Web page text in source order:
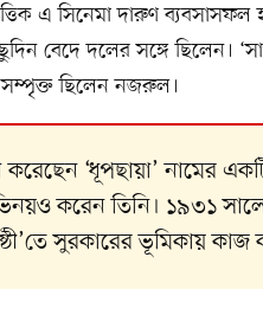
এ সিনেমা দারুণ ব্যবসাসফল
বেদে দলের সঙ্গে ছিলেন।
সম্পৃক্ত ছিলেন নজরুল।
‘ধূপছায়া’ নামের একটি
করেন তিনি। ১৯৩১
সুরকারের ভূমিকায়